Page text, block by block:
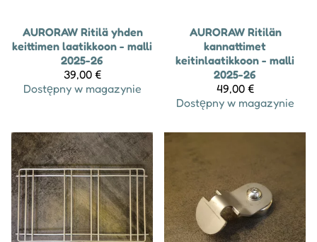
AURORAW Ritilä yhden
keittimen laatikkoon - malli
2025-26
39,00 €
Dostępny w magazynie
AURORAW Ritilän
kannattimet
keitinlaatikkoon - malli
2025-26
49,00 €
Dostępny w magazynie